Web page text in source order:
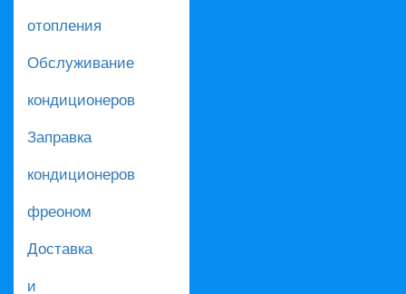
отопления
Обслуживание
кондиционеров
Заправка
кондиционеров
фреоном
Доставка
и